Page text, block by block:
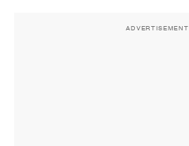
ADVERTISEMENT